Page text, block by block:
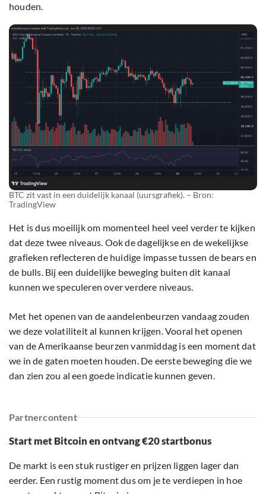
houden.
BTC zit vast in een duidelijk kanaal (uursgrafiek). – Bron:
TradingView
Het is dus moeilijk om momenteel heel veel verder te kijken
dat deze twee niveaus. Ook de dagelijkse en de wekelijkse
grafieken reflecteren de huidige impasse tussen de bears en
de bulls. Bij een duidelijke beweging buiten dit kanaal
kunnen we speculeren over verdere niveaus.
Met het openen van de aandelenbeurzen vandaag zouden
we deze volatiliteit al kunnen krijgen. Vooral het openen
van de Amerikaanse beurzen vanmiddag is een moment dat
we in de gaten moeten houden. De eerste beweging die we
dan zien zou al een goede indicatie kunnen geven.
Partnercontent
Start met Bitcoin en ontvang €20 startbonus
De markt is een stuk rustiger en prijzen liggen lager dan
eerder. Een rustig moment dus om je te verdiepen in hoe